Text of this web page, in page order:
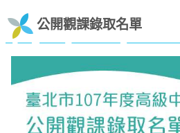
公開觀課錄取名單